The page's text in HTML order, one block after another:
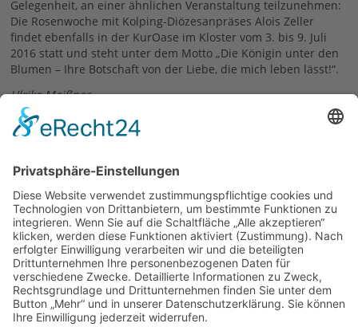
Gelegenheit, an einer ähnlichen Veranstaltung teilzunehmen:
Die Rosenwoche mit Kolping-Diözesanpräses Alois Zeller
findet ebenfalls in der KurOase im Kloster vom 3. bis 9. Juli
2016 statt und steht unter dem Motto „Die Königin unter den
Blumen – Ihre Botschaft von der Liebe, die mich leben lässt!“.
Ulrike Meißner
25.04.2016
Links
KurOase im Kloster
Rosenwoche auf www.kuroase-im-kloster.de